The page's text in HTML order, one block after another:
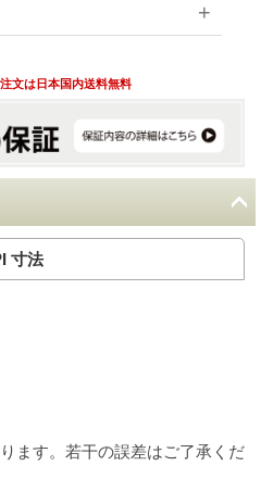
文は日本国内送料無料
寸法
ます。若干の誤差はご了承くだ